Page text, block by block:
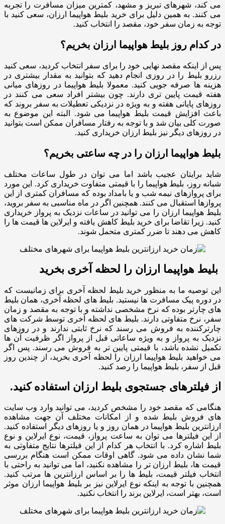
می کند، شهرهای تبریز و مشهد، کمترین میزان مسافرت را تجربه
می کنند. به همین دلیل برای خرید بلیط هواپیما ارزان، سعی کنید با
توجه به زمان سفر خود، مقصد را انتخاب کنید.
در کدام روز بلیط هواپیما ارزان بخریم؟
پس از اینکه مقصد نهایی خود را برای سفر انتخاب کردید، سعی کنید
رزرو بلیط را در روزی انجام دهید که بتوانید به مقدار بیشتری در
هزینه ها صرفه جویی کنید. معمولا بلیط هواپیما در روزهای میانی
هفته قیمت پایین تری دارند. چون بیشتر افراد سعی می کنند در
روزهای پایانی هفته و به ویژه در نزدیکی تعطیلات به سفر بروند که
باعث افزایش قیمت بلیط هواپیما می شود. البته این موضوع به
صورت کلی بیان شد و با توجه به رفتار مسافران ممکن است بتوانید
در روزهای دیگر نیز بلیط ارزان خریداری کنید.
بلیط هواپیما ارزان را در چه ساعتی بخریم؟
شاید برایتان عجیب باشد اما می توان در طول ساعات مختلف
شبانه روز، بلیط هواپیما را با قیمتی متفاوت خریداری کرد. این مورد
برای پروازهای نیمه شب و یا بامداد بوده که مسافران کمتری از این
پروازها استقبال می کنند. همچنین اگر در ماه مناسبی به سفر بروید،
بلیط هواپیما ارزان را می توانید در ساعات نزدیک به پرواز خریداری
کنید. زیرا تقاضا برای خرید بلیط کاهش یافته و ایرلاین ها قیمت ها را
کاهش می دهند تا ضرر کمتری متحمل شوند.
بلیط هواپیما ارزان را لحظه آخری بخرید
این توصیه ما به منظور خرید بلیط لحظه آخری برای زمانیست که
در دوره پیک مسافرت ها نیستید. بلیط های لحظه آخری، همان بلیط
های چارتر بوده که نرخ مشخصی نداشته و با توجه به مقصد و زمان
سفر، نرخ متفاوتی دارند. بلیط های لحظه آخری توسط شرکت های
چارترکننده به فروش می رسند که نرخ ثابتی ندارند و در روزهای
نزدیک به پرواز و به ویژه ساعاتی قبل از پرواز اگر ظرفیت آن ها
تکمیل نشده باشد، با قیمتی پایین تر به فروش می رسند. پس اگر
می خواهید بلیط هواپیما ارزان را لحظه آخری بخرید، از چندین روز
قبل از سفر، بلیط هواپیما را رصد کنید.
از فیلترهای جستجوی بلیط ارزان استفاده کنید.
هنگامی که مقصد خود را مشخص کردید، می توانید وارد وب سایت
های فروش بلیط شده و از امکانات مختلف آن جهت مشاهده
ارزانترین بلیط هواپیما در همان روز و یا روزهای دیگر استفاده کنید.
از این فیلترها می توان به ساعت پرواز، قیمت، نوع ایرلاین و نوع
بلیط اشاره کرد. با انتخاب هر کدام از این فیلترها نتایج متفاوتی به
شما نشان داده می شود. گاهی اوقات ممکن است هنگام بررسی
قیمت ها، بلیط ارزان تر را مشاهده نکنید، اما می توانید به راحتی با
انتخاب فیلتر قیمت، بلیط ها را بر اساس ارزانترین ها مرتب کنید.
همچنین با توجه به اینکه نوع ایرلاین نیز بر بلیط هواپیما ارزان موثر
است، بهتر است، ایرلاین برند را انتخاب نکنید.